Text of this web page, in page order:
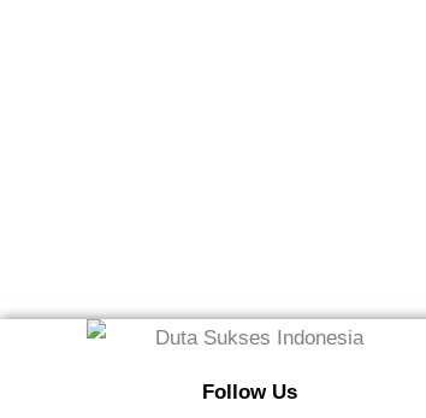
Follow Us